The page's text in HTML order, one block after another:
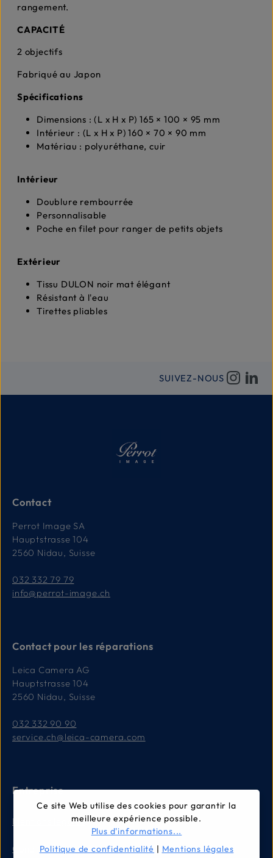
rangement.
CAPACITÉ
2 objectifs
Fabriqué au Japon
Spécifications
Dimensions : (L x H x P) 165 × 100 × 95 mm
Intérieur : (L x H x P) 160 × 70 × 90 mm
Matériau : polyuréthane, cuir
Intérieur
Doublure rembourrée
Personnalisable
Poche en filet pour ranger de petits objets
Extérieur
Tissu DULON noir mat élégant
Résistant à l'eau
Tirettes pliables
SUIVEZ-NOUS
Contact
Perrot Image SA
Hauptstrasse 104
2560 Nidau, Suisse
032 332 79 79
info@perrot-image.ch
Contact pour les réparations
Leica Camera AG
Hauptstrasse 104
2560 Nidau, Suisse
032 332 90 90
service.ch@leica-camera.com
Entreprise
Mentions légales
Conditions générales
Ce site Web utilise des cookies pour garantir la
meilleure expérience possible.
Plus d'informations...
Politique de confidentialité | Mentions légales